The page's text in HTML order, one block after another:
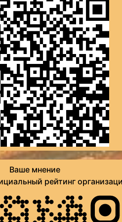
Ваше мнение
рейтинг